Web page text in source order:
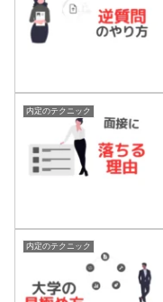
内定のテクニック
内定のテクニック